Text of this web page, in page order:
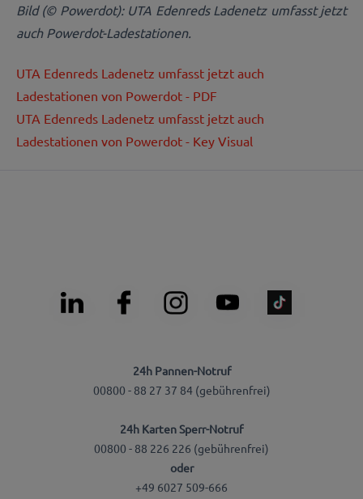
Bild (© Powerdot): UTA Edenreds Ladenetz umfasst jetzt
auch Powerdot-Ladestationen.
UTA Edenreds Ladenetz umfasst jetzt auch
Ladestationen von Powerdot - PDF
UTA Edenreds Ladenetz umfasst jetzt auch
Ladestationen von Powerdot - Key Visual
24h Pannen-Notruf
00800 - 88 27 37 84 (gebührenfrei)
24h Karten Sperr-Notruf
00800 - 88 226 226 (gebührenfrei)
oder
+49 6027 509-666